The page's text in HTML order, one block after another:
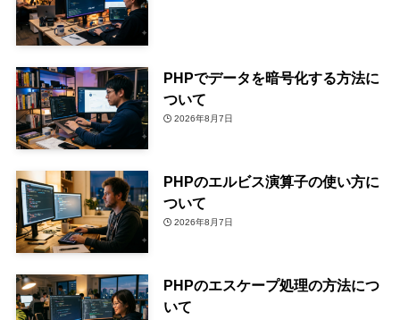
PHPでデータを暗号化する方法に
ついて
2026年8月7日
PHPのエルビス演算子の使い方に
ついて
2026年8月7日
PHPのエスケープ処理の方法につ
いて